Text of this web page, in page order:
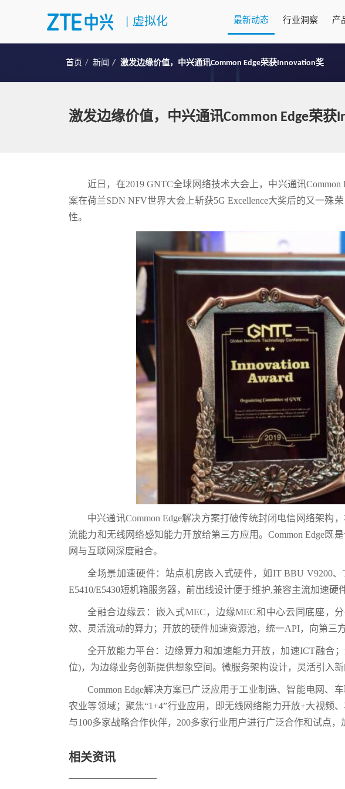
虚拟化 最新动态 行业洞察 产
首页 新闻 激发边缘价值，中兴通讯Common Edge荣获Innovation奖
激发边缘价值，中兴通讯Common Edge荣获
近日，在2019 GNTC全球网络技术大会上，中兴通讯
案在荷兰SDN NFV世界大会上斩获5G Excellence大奖后的又一殊
性。
中兴通讯Common Edge解决方案打破传统封闭电信网络架构
流能力和无线网络感知能力开放给第三方应用。Common Edge既
网与互联网深度融合。
全场景加速硬件：站点机房嵌入式硬件，如IT BBU V9200
E5410/E5430短机箱服务器，前出线设计便于维护,兼容主流加速硬
全融合边缘云：嵌入式MEC，边缘MEC和中心云同底座，
效、灵活流动的算力；开放的硬件加速资源池，统一API，向第三
全开放能力平台：边缘算力和加速能力开放，加速ICT融合
位)，为边缘业务创新提供想象空间。微服务架构设计，灵活引入
Common Edge解决方案已广泛应用于工业制造、智能电网、
农业等领域；聚焦“1+4”行业应用，即无线网络能力开放+大视频
与100多家战略合作伙伴，200多家行业用户进行广泛合作和试点，
相关资讯